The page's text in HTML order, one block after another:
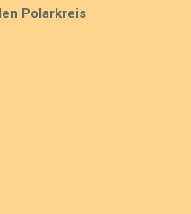
Polarkreis